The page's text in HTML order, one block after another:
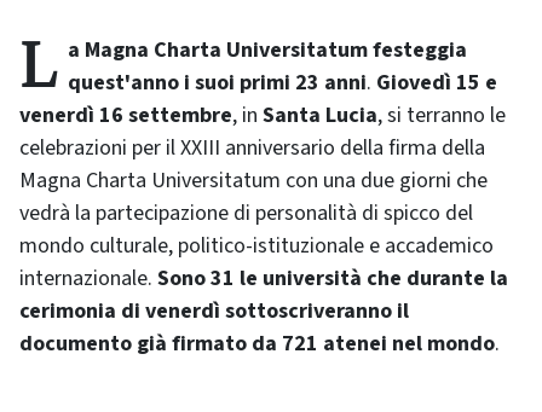
La Magna Charta Universitatum festeggia quest'anno i suoi primi 23 anni. Giovedì 15 e
venerdì 16 settembre, in Santa Lucia, si terranno le
celebrazioni per il XXIII anniversario della firma della
Magna Charta Universitatum con una due giorni che
vedrà la partecipazione di personalità di spicco del
mondo culturale, politico-istituzionale e accademico
internazionale. Sono 31 le università che durante la
cerimonia di venerdì sottoscriveranno il
documento già firmato da 721 atenei nel mondo.